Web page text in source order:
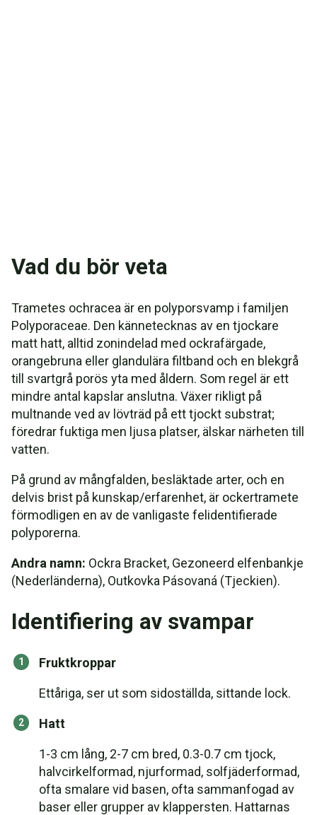
Vad du bör veta
Trametes ochracea är en polyporsvamp i familjen
Polyporaceae. Den kännetecknas av en tjockare
matt hatt, alltid zonindelad med ockrafärgade,
orangebruna eller glandulära filtband och en blekgrå
till svartgrå porös yta med åldern. Som regel är ett
mindre antal kapslar anslutna. Växer rikligt på
multnande ved av lövträd på ett tjockt substrat;
föredrar fuktiga men ljusa platser, älskar närheten till
vatten.
På grund av mångfalden, besläktade arter, och en
delvis brist på kunskap/erfarenhet, är ockertramete
förmodligen en av de vanligaste felidentifierade
polyporerna.
Andra namn: Ockra Bracket, Gezoneerd elfenbankje
(Nederländerna), Outkovka Pásovaná (Tjeckien).
Identifiering av svampar
Fruktkroppar
Ettåriga, ser ut som sidoställda, sittande lock.
Hatt
1-3 cm lång, 2-7 cm bred, 0.3-0.7 cm tjock,
halvcirkelformad, njurformad, solfjäderformad,
ofta smalare vid basen, ofta sammanfogad av
baser eller grupper av klappersten. Hattarnas